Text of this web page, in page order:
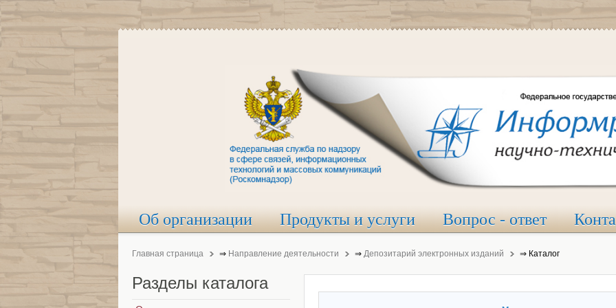
Об организации Продукты и услуги Вопрос - ответ
Главная страница ⇒ Направление деятельности ⇒ Депозитарий электронных изданий ⇒ Каталог
Разделы каталога